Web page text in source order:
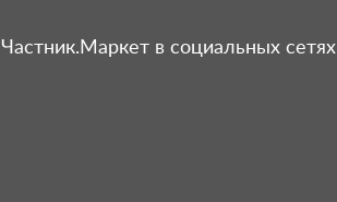
Частник.Маркет в социальных сетях